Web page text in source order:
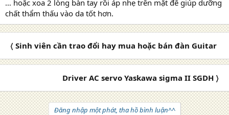
… hoặc xoa 2 lòng bàn tay rồi áp nhẹ trên mặt để giúp dưỡng
chất thẩm thấu vào da tốt hơn.
〈 Sinh viên cần trao đổi hay mua hoặc bán đàn Guitar
Driver AC servo Yaskawa sigma II SGDH 〉
Đăng nhập một phát, tha hồ bình luận^^